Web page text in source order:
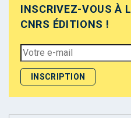
INSCRIVEZ-VOUS À
CNRS ÉDITIONS !